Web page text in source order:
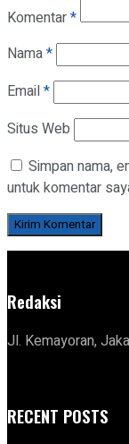
Komentar*
Nama*
Email*
Situs Web
Simpan nama,
untuk komentar
Redaksi
Jl. Kemayoran,
RECENT POSTS